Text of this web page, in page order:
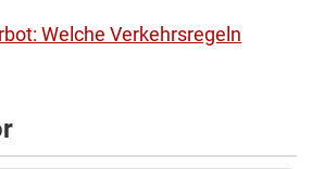
Welche Verkehrsregeln